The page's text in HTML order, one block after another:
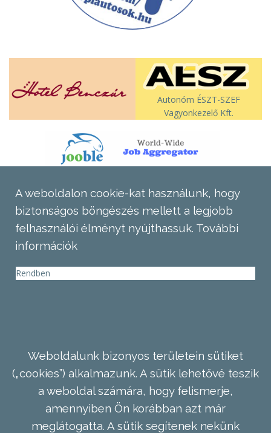
Autonóm ÉSZT-SZEF
Vagyonkezelő Kft.
A weboldalon cookie-kat használunk, hogy
biztonságos böngészés mellett a legjobb
felhasználói élményt nyújthassuk. További
információk
Rendben
Weboldalunk bizonyos területein sütiket
(„cookies”) alkalmazunk. A sütik lehetővé teszik
a weboldal számára, hogy felismerje,
amennyiben Ön korábban azt már
meglátogatta. A sütik segítenek nekünk